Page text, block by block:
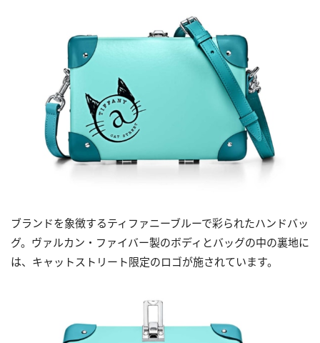
ブランドを象徴するティファニーブルーで彩られたハンドバッ
グ。ヴァルカン・ファイバー製のボディとバッグの中の裏地に
は、キャットストリート限定のロゴが施されています。